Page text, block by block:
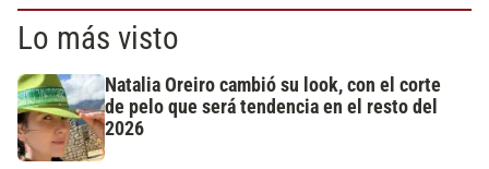
Lo más visto
Natalia Oreiro cambió su look, con el corte
de pelo que será tendencia en el resto del
2026